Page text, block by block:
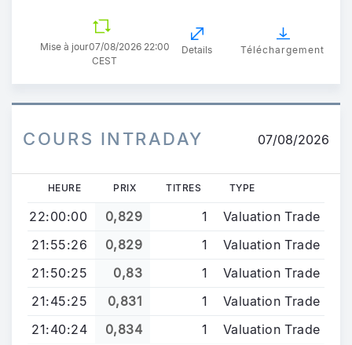
Mise à jour07/08/2026 22:00
CEST
Details Téléchargement
COURS INTRADAY 07/08/2026
HEURE PRIX TITRES TYPE
22:00:00 0,829 1
Valuation Trade
21:55:26
0,829 1
Valuation Trade
21:50:25
0,83 1
Valuation Trade
21:45:25
0,831 1
Valuation Trade
21:40:24
0,834 1 Valuation Trade